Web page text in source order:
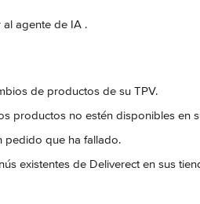
agente de IA .
de productos de su TPV.
productos no estén disponibles en
pedido que ha fallado.
existentes de Deliverect en sus